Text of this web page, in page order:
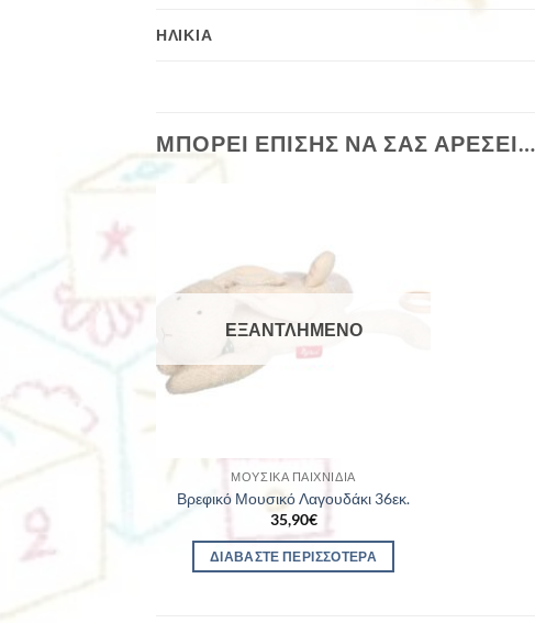
ΗΛΙΚΊΑ
ΜΠΟΡΕΊ ΕΠΊΣΗΣ ΝΑ ΣΑΣ ΑΡΈΣΕΙ…
ΕΞΑΝΤΛΗΜΈΝΟ
ΜΟΥΣΙΚΆ ΠΑΙΧΝΊΔΙΑ
Βρεφικό Μουσικό Λαγουδάκι 36εκ.
35,90€
ΔΙΑΒΆΣΤΕ ΠΕΡΙΣΣΌΤΕΡΑ